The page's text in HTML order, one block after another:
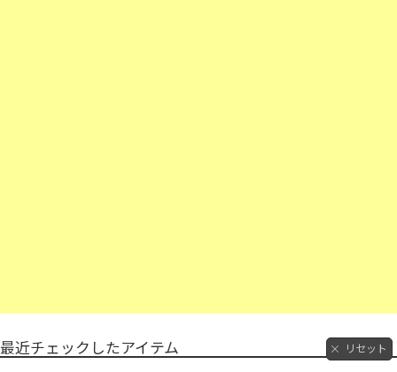
最近チェックしたアイテム リセット